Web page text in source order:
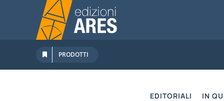
contenuto
PRODOTTI
EDITORIALI IN